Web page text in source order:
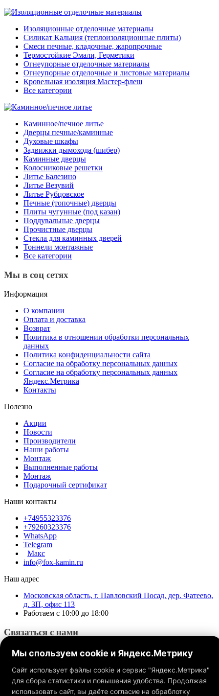
Изоляционные отделочные материалы
Силикат Кальция (теплоизоляционные плиты)
Смеси печные, кладочные, жаропрочные
Термостойкие Эмали, Герметики
Огнеупорные отделочные материалы
Огнеупорные отделочные и листовые материалы
Кровельная изоляция Мастер-флеш
Все категории
Каминное/печное литье
Дверцы печные/каминные
Духовые шкафы
Задвижки дымохода (шибер)
Каминные дверцы
Колосниковые решетки
Литье Балезино
Литье Везувий
Литье Рубцовское
Печные (топочные) дверцы
Плиты чугунные (под казан)
Поддувальные дверцы
Прочистные дверцы
Стекла для каминных дверей
Тоннели монтажные
Все категории
Мы в соц сетях
Информация
О компании
Оплата и доставка
Возврат
Политика в отношении обработки персональных
данных
Политика конфиденциальности сайта
Согласие на обработку персональных данных
Согласие на обработку персональных данных
Яндекс.Метрика
Контакты
Полезно
Акции
Новости
Производители
Наши работы
Монтаж
Выполненные работы
Монтаж
Подарочный сертификат
Наши контакты
+74955323376
+79260323376
WhatsApp
Telegram
Макс
info@fox-kamin.ru
Наш адрес
Московская область, г. Павловский Посад, дер. Фатеево,
д. 3П, офис 113
Работаем с 10:00 до 18:00
Связаться с нами
Обращаем ваше внимание на то, что данный интернет-сайт, а
Мы спользуем cookie и Яндекс.Метрику
Сайт использует файлы cookie и сервис "Яндекс.Метрика"
для сбора статистики и повышения удобства. Продолжая
использовать сайт, вы даёте согласие на обраблотку